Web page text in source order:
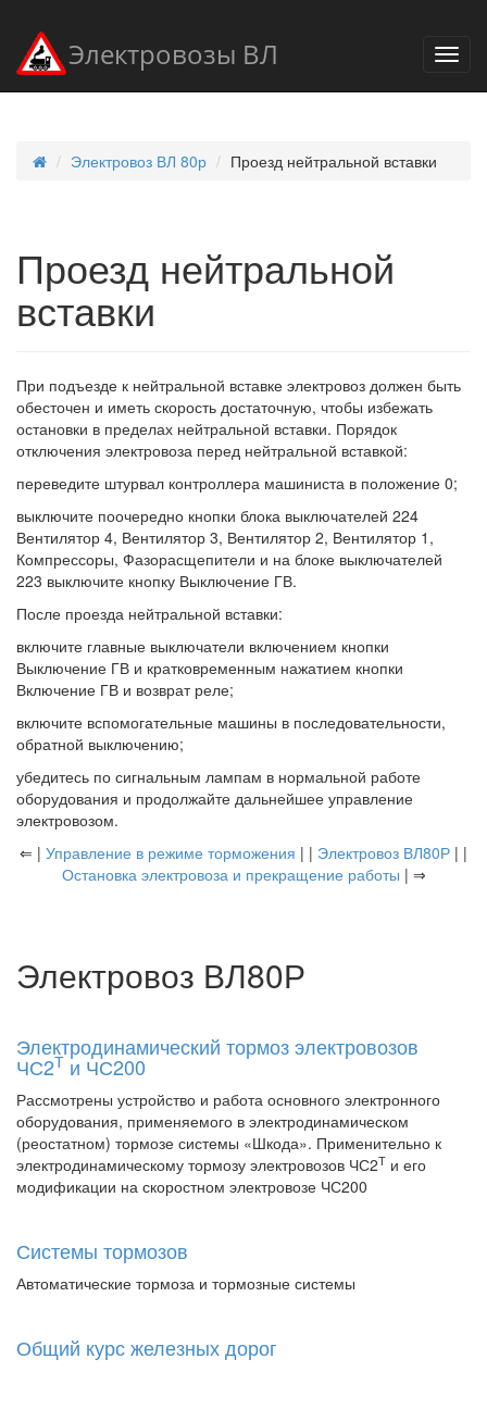
Электровозы ВЛ
Электровоз ВЛ 80р Проезд нейтральной вставки
Проезд нейтральной
вставки
При подъезде к нейтральной вставке электровоз должен быть
обесточен и иметь скорость достаточную, чтобы избежать
остановки в пределах нейтральной вставки. Порядок
отключения электровоза перед нейтральной вставкой:
переведите штурвал контроллера машиниста в положение 0;
выключите поочередно кнопки блока выключателей 224
Вентилятор 4, Вентилятор 3, Вентилятор 2, Вентилятор 1,
Компрессоры, Фазорасщепители и на блоке выключателей
223 выключите кнопку Выключение ГВ.
После проезда нейтральной вставки:
включите главные выключатели включением кнопки
Выключение ГВ и кратковременным нажатием кнопки
Включение ГВ и возврат реле;
включите вспомогательные машины в последовательности,
обратной выключению;
убедитесь по сигнальным лампам в нормальной работе
оборудования и продолжайте дальнейшее управление
электровозом.
⇐ | Управление в режиме торможения | | Электровоз ВЛ80Р | |
Остановка электровоза и прекращение работы | ⇒
Электровоз ВЛ80Р
Электродинамический тормоз электровозов
ЧС2Т и ЧС200
Рассмотрены устройство и работа основного электронного
оборудования, применяемого в электродинамическом
(реостатном) тормозе системы «Шкода». Применительно к
электродинамическому тормозу электровозов ЧС2Т и его
модификации на скоростном электровозе ЧС200
Системы тормозов
Автоматические тормоза и тормозные системы
Общий курс железных дорог